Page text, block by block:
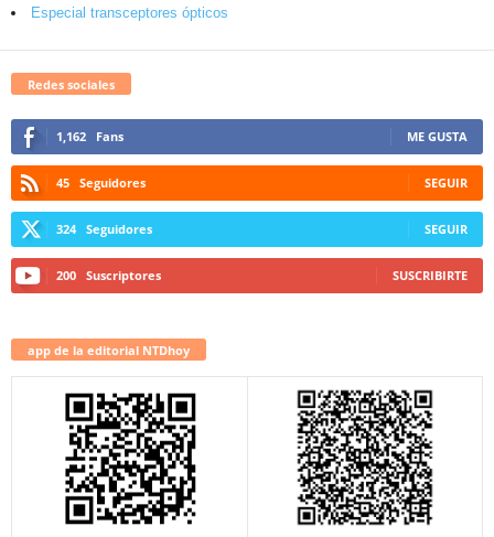
Especial transceptores ópticos
Redes sociales
1,162 Fans ME GUSTA
45 Seguidores SEGUIR
324 Seguidores SEGUIR
200 Suscriptores SUSCRIBIRTE
app de la editorial NTDhoy